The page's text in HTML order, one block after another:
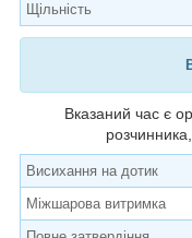
Щільність
Вказаний час є
Висихання на дотик
Міжшарова витримка